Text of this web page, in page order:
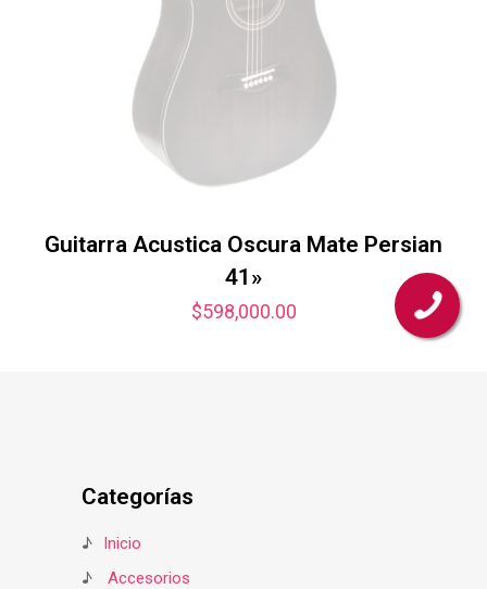
Guitarra Acustica Oscura Mate Persian
41»
$598,000.00
Categorías
♪
Inicio
♪
Accesorios